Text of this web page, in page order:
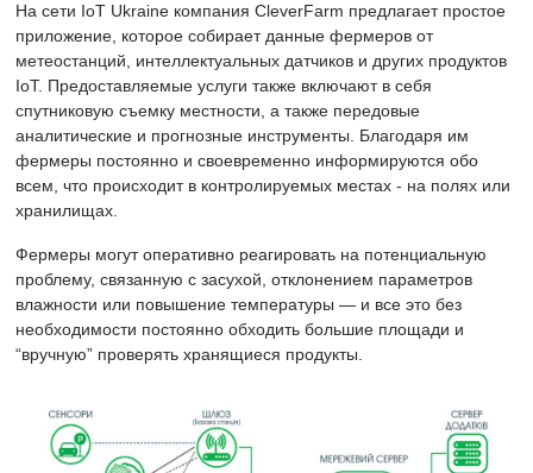
На сети IoT Ukraine компания CleverFarm предлагает простое
приложение, которое собирает данные фермеров от
метеостанций, интеллектуальных датчиков и других продуктов
IoT. Предоставляемые услуги также включают в себя
спутниковую съемку местности, а также передовые
аналитические и прогнозные инструменты. Благодаря им
фермеры постоянно и своевременно информируются обо
всем, что происходит в контролируемых местах - на полях или
хранилищах.
Фермеры могут оперативно реагировать на потенциальную
проблему, связанную с засухой, отклонением параметров
влажности или повышение температуры — и все это без
необходимости постоянно обходить большие площади и
“вручную” проверять хранящиеся продукты.